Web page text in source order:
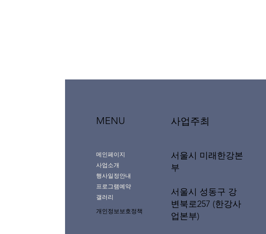
MENU
메인페이지
사업소개
행사일정안내
프로그램예약
갤러리
개인정보보호정책
사업주최
서울시 미래한강본
부
서울시 성동구 강
변북로257 (한강사
업본부)